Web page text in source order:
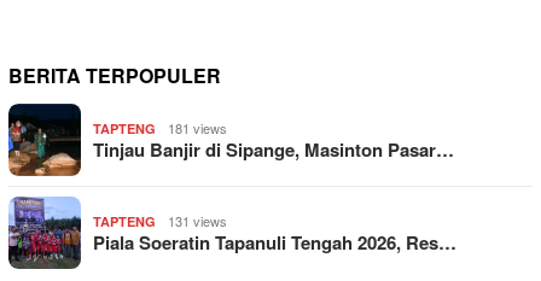
BERITA TERPOPULER
TAPTENG 181 views
Tinjau Banjir di Sipange, Masinton Pasar…
TAPTENG 131 views
Piala Soeratin Tapanuli Tengah 2026, Res…